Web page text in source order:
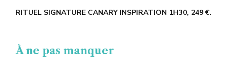
RITUEL SIGNATURE CANARY INSPIRATION 1H30, 249€.
À ne pas manquer